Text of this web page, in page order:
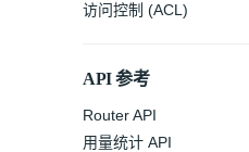
访问控制 (ACL)
API 参考
Router API
用量统计 API